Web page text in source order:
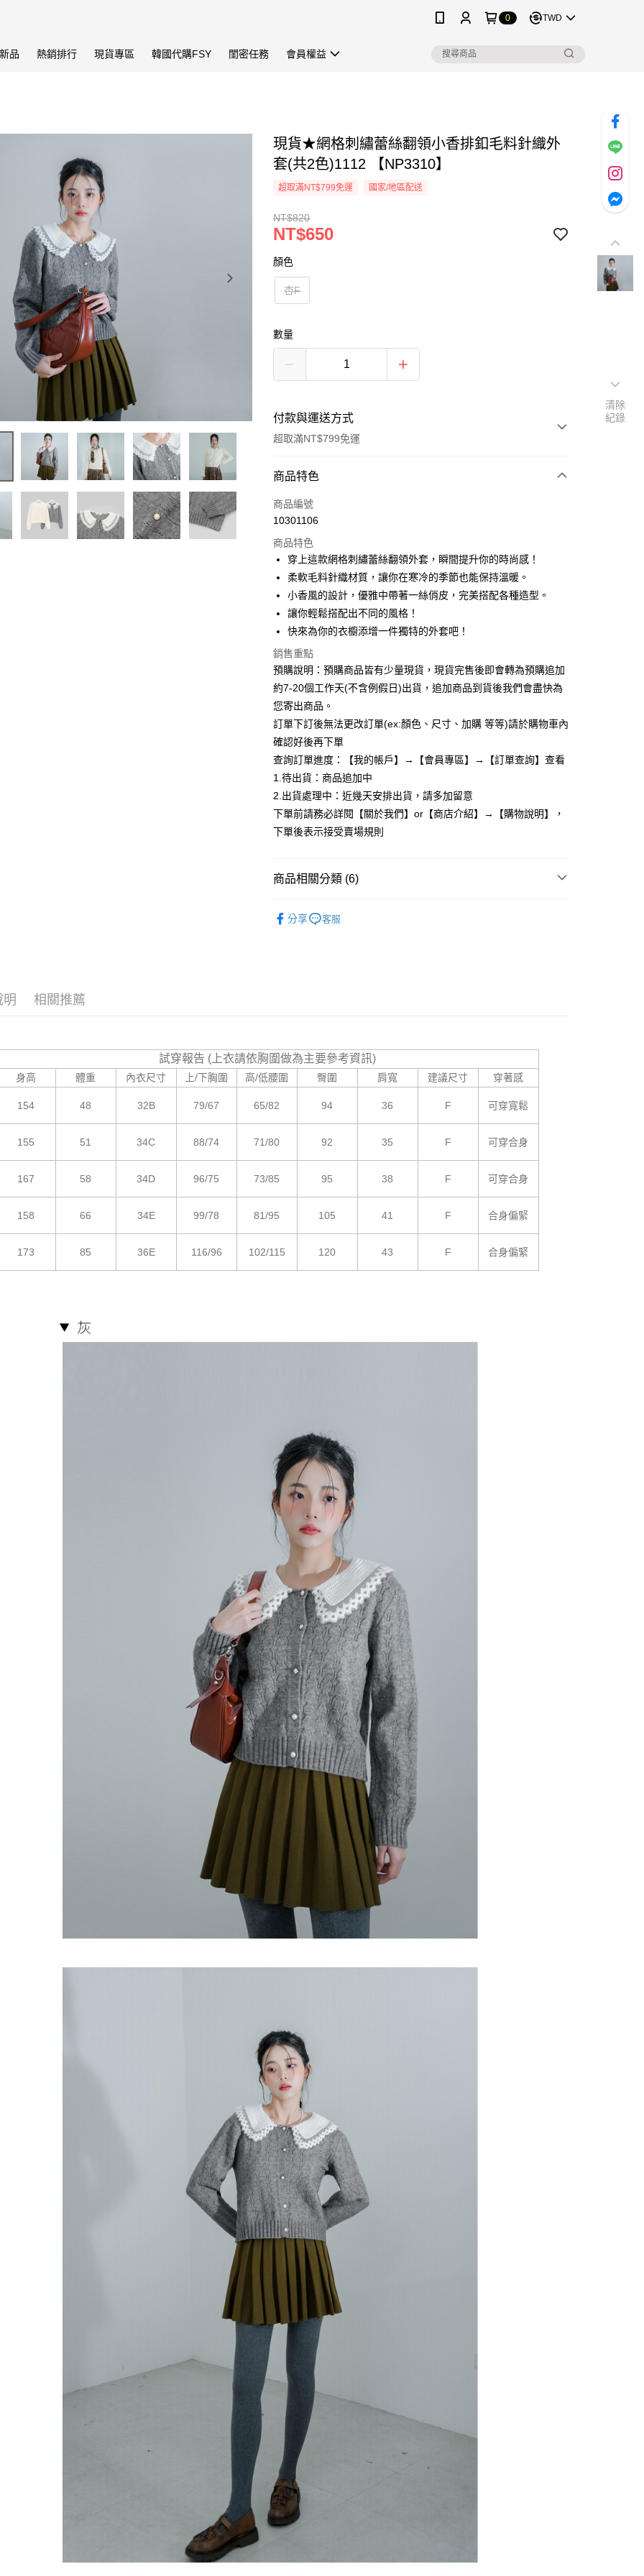
0 TWD
品 熱銷排行 現貨專區 韓國代購FSY 閨密任務 會員權益
現貨★網格刺繡蕾絲翻領小香排釦毛料針織外
套(共2色)1112 【NP3310】
超取滿NT$799免運 國家/地區配送
NT$820
NT$650
顏色
杏F
數量
付款與運送方式
超取滿NT$799免運
付款方式
信用卡一次付款
LINE Pay
Apple Pay
街口支付
悠遊付
Google Pay
全支付
AFTEE先享後付
相關說明
【關於「AFTEE先享後付」】
AFTEE先享後付是「在收到商品之後才付款」的支付方式。 讓您購物簡單
便利好安心！
１．簡單：不需註冊會員、不需綁卡、不需儲值。
２．便利：只要手機號碼，簡訊認證，即可結帳。
３．安心：先確認商品／服務後，再付款。
【「AFTEE先享後付」結帳流程】
２．訂單成立數日內，您將收到繳費通知簡訊。
３．收到繳費通知簡訊後14天內，點擊此簡訊中的連結，可透過四大超商
※ 請注意：結帳手續完成當下不需立刻繳費，但若您需要取消訂單，請聯
絡購買商品的店家。未經商家同意取消之訂單仍視為有效，需透過AFTEE
２．關於個人資料處理事宜，請瀏覽以下網址：
https://aftee.tw/terms/#terms3
３．未成年的使用者請事先徵得法定代理人或監護人之同意方可使用
結果請求用戶進行身份認證。
５．嚴禁一人註冊多個帳號或使用他人資訊註冊。若發現惡意使用之情
形，恩沛科技股份有限公司將有權停止該用戶之使用額度並採取法律行
ATM付款
運送方式
全家付款取貨
付款後全家取貨
7-11付款取貨
海外宅配
商品特色
商品編號
10301106
商品特色
穿上這款網格刺繡蕾絲翻領外套，瞬間提升你的時尚感！
柔軟毛料針織材質，讓你在寒冷的季節也能保持溫暖。
小香風的設計，優雅中帶著一絲俏皮，完美搭配各種造型。
讓你輕鬆搭配出不同的風格！
快來為你的衣櫥添增一件獨特的外套吧！
銷售重點
預購說明：預購商品皆有少量現貨，現貨完售後即會轉為預購追加
約7-20個工作天(不含例假日)出貨，追加商品到貨後我們會盡快為
您寄出商品。
訂單下訂後無法更改訂單(ex:顏色、尺寸、加購 等等)請於購物車內
確認好後再下單
查詢訂單進度：【我的帳戶】→【會員專區】→【訂單查詢】查看
1.待出貨：商品追加中
2.出貨處理中：近幾天安排出貨，請多加留意
下單前請務必詳閱【關於我們】or【商店介紹】→【購物說明】，
下單後表示接受賣場規則
商品相關分類 (6)
分享 客服
明 相關推薦
試穿報告 (上衣請依胸圍做為主要參考資訊)
身高 體重 內衣尺寸 上/下胸圍 高/低腰圍 臀圍 肩寬 建議尺寸 穿著感
154 48 32B 79/67 65/82 94 36 F 可穿寬鬆
155 51 34C 88/74 71/80 92 35 F 可穿合身
167 58 34D 96/75 73/85 95 38 F 可穿合身
158 66 34E 99/78 81/95 105 41 F 合身偏緊
173 85 36E 116/96 102/115 120 43 F 合身偏緊
清除
紀錄